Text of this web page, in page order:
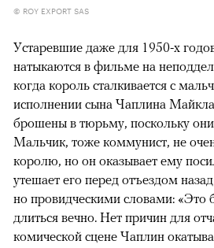
© ROY EXPORT SAS
Устаревшие даже для 1950-х
натыкаются в фильме на
когда король сталкивается с
исполнении сына Чаплина
брошены в тюрьму, поскольку
Мальчик, тоже коммунист, не
королю, но он оказывает ему
утешает его перед отъездом
но провидческими словами: «Это
длиться вечно. Нет причин для
комической сцене Чаплин